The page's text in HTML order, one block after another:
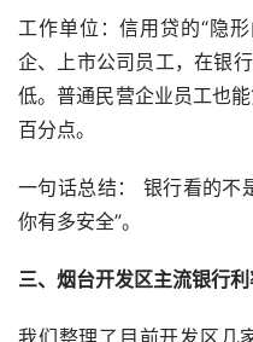
工作单位：信用贷的“隐
企、上市公司员工，在银
低。普通民营企业员工也
百分点。
一句话总结： 银行看的不
你有多安全”。
三、烟台开发区主流银行
我们整理了目前开发区几